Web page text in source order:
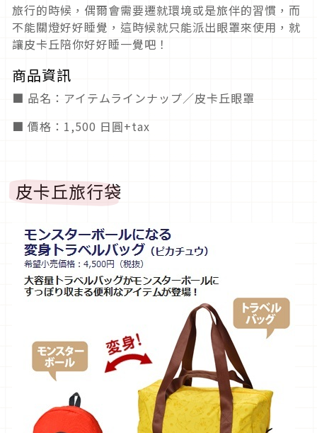
旅行的時候，偶爾會需要遷就環境或是旅伴的習慣，而
不能關燈好好睡覺，這時候就只能派出眼罩來使用，就
讓皮卡丘陪你好好睡一覺吧！
商品資訊
■ 品名：アイテムラインナップ／皮卡丘眼罩
■ 價格：1,500 日圓+tax
皮卡丘旅行袋